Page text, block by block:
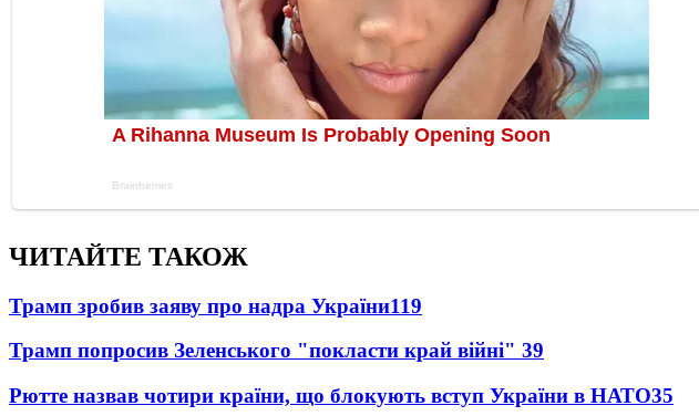
ЧИТАЙТЕ ТАКОЖ
Трамп зробив заяву про надра України119
Трамп попросив Зеленського "покласти край війні" 39
Рютте назвав чотири країни, що блокують вступ України в НАТО35